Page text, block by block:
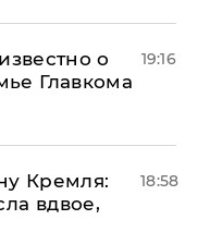
о
Главкома
19:16
Кремля:
вдвое,
18:58